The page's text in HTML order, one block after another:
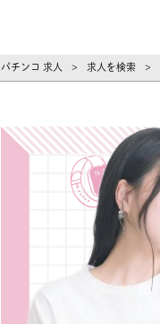
パチンコ 求人 > 求人を検索 >